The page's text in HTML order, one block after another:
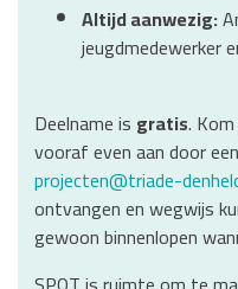
Altijd aanwezig:
jeugdmedewerker
Deelname is gratis.
vooraf even aan door
projecten@triade-
ontvangen en wegwijs
gewoon binnenlopen